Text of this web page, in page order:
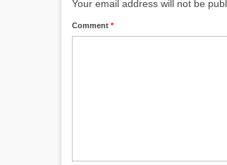
Your email address will not be
Comment *